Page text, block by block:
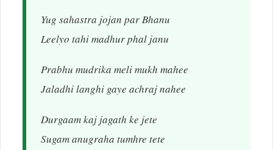
Yug sahastra jojan par Bhanu
Leelyo tahi madhur phal janu
Prabhu mudrika meli mukh mahee
Jaladhi langhi gaye achraj nahee
Durgaam kaj jagath ke jete
Sugam anugraha tumhre tete